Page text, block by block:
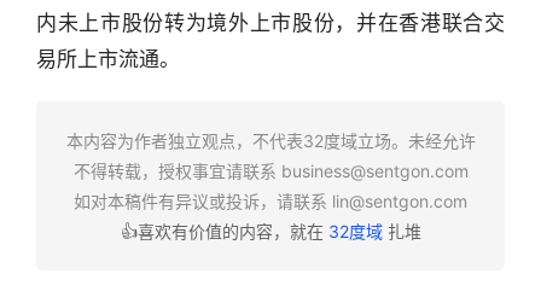
行
业
内未上市股份转为境外上市股份，并在香港联合交
易所上市流通。
本内容为作者独立观点，不代表32度域立场。未经允许
不得转载，授权事宜请联系 business@sentgon.com
如对本稿件有异议或投诉，请联系 lin@sentgon.com
👍喜欢有价值的内容，就在 32度域扎堆